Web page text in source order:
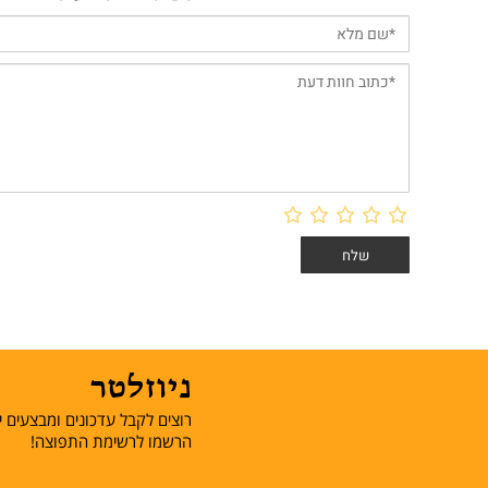
ניוזלטר
רוצים לקבל עדכונים ומבצעים
הרשמו לרשימת התפוצה!